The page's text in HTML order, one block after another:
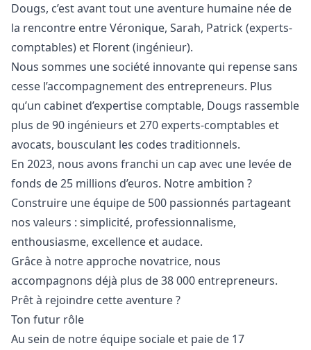
Dougs, c’est avant tout une aventure humaine née de
la rencontre entre Véronique, Sarah, Patrick (experts-
comptables) et Florent (ingénieur).
Nous sommes une société innovante qui repense sans
cesse l’accompagnement des entrepreneurs. Plus
qu’un cabinet d’expertise comptable, Dougs rassemble
plus de 90 ingénieurs et 270 experts-comptables et
avocats, bousculant les codes traditionnels.
En 2023, nous avons franchi un cap avec une levée de
fonds de 25 millions d’euros. Notre ambition ?
Construire une équipe de 500 passionnés partageant
nos valeurs : simplicité, professionnalisme,
enthousiasme, excellence et audace.
Grâce à notre approche novatrice, nous
accompagnons déjà plus de 38 000 entrepreneurs.
Prêt à rejoindre cette aventure ?
Ton futur rôle
Au sein de notre équipe sociale et paie de 17